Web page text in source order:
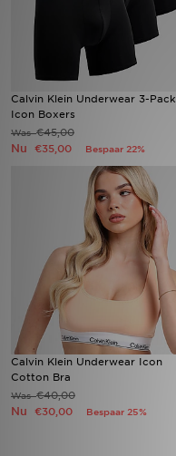
Calvin Klein Underwear 3-Pack
Icon Boxers
Was€45,00
Nu €35,00 Bespaar 22%
Calvin Klein Underwear Icon
Cotton Bra
Was€40,00
Nu €30,00 Bespaar 25%
Sport
OFFERS
Download de app
Winkel Zoeken
Bestelling Traceren
Klantenservice
Vacatures